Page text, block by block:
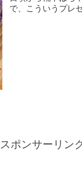
で、こういうプレ
スポンサーリン